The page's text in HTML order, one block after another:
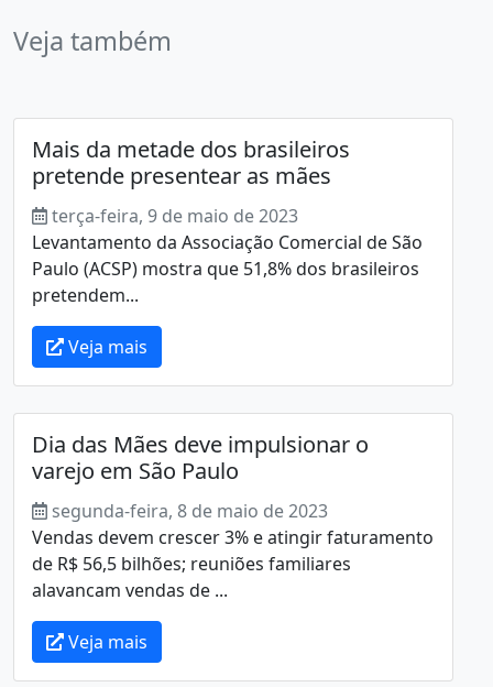
Veja também
Mais da metade dos brasileiros
pretende presentear as mães
terça-feira, 9 de maio de 2023
Levantamento da Associação Comercial de São
Paulo (ACSP) mostra que 51,8% dos brasileiros
pretendem...
Veja mais
Dia das Mães deve impulsionar o
varejo em São Paulo
segunda-feira, 8 de maio de 2023
Vendas devem crescer 3% e atingir faturamento
de R$ 56,5 bilhões; reuniões familiares
alavancam vendas de ...
Veja mais